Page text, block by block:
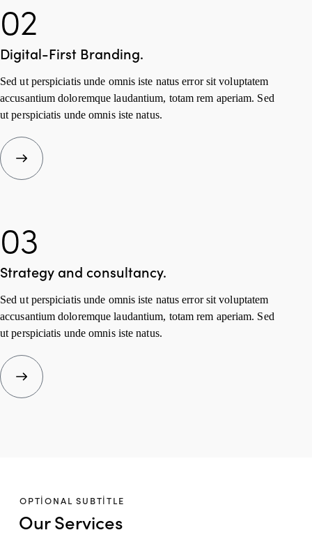
02
Digital-First Branding.
Sed ut perspiciatis unde omnis iste natus error sit voluptatem
accusantium doloremque laudantium, totam rem aperiam. Sed
ut perspiciatis unde omnis iste natus.
03
Strategy and consultancy.
Sed ut perspiciatis unde omnis iste natus error sit voluptatem
accusantium doloremque laudantium, totam rem aperiam. Sed
ut perspiciatis unde omnis iste natus.
OPTIONAL SUBTITLE
Our Services